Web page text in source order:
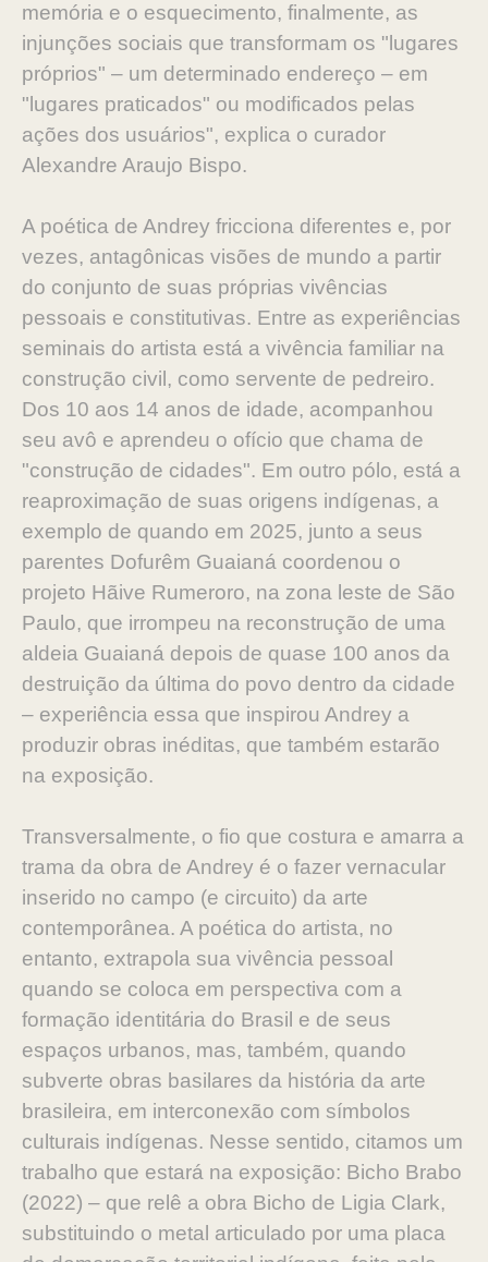
memória e o esquecimento, finalmente, as
injunções sociais que transformam os "lugares
próprios" – um determinado endereço – em
"lugares praticados" ou modificados pelas
ações dos usuários", explica o curador
Alexandre Araujo Bispo.
A poética de Andrey fricciona diferentes e, por
vezes, antagônicas visões de mundo a partir
do conjunto de suas próprias vivências
pessoais e constitutivas. Entre as experiências
seminais do artista está a vivência familiar na
construção civil, como servente de pedreiro.
Dos 10 aos 14 anos de idade, acompanhou
seu avô e aprendeu o ofício que chama de
"construção de cidades". Em outro pólo, está a
reaproximação de suas origens indígenas, a
exemplo de quando em 2025, junto a seus
parentes Dofurêm Guaianá coordenou o
projeto Hãive Rumeroro, na zona leste de São
Paulo, que irrompeu na reconstrução de uma
aldeia Guaianá depois de quase 100 anos da
destruição da última do povo dentro da cidade
– experiência essa que inspirou Andrey a
produzir obras inéditas, que também estarão
na exposição.
Transversalmente, o fio que costura e amarra a
trama da obra de Andrey é o fazer vernacular
inserido no campo (e circuito) da arte
contemporânea. A poética do artista, no
entanto, extrapola sua vivência pessoal
quando se coloca em perspectiva com a
formação identitária do Brasil e de seus
espaços urbanos, mas, também, quando
subverte obras basilares da história da arte
brasileira, em interconexão com símbolos
culturais indígenas. Nesse sentido, citamos um
trabalho que estará na exposição: Bicho Brabo
(2022) – que relê a obra Bicho de Ligia Clark,
substituindo o metal articulado por uma placa